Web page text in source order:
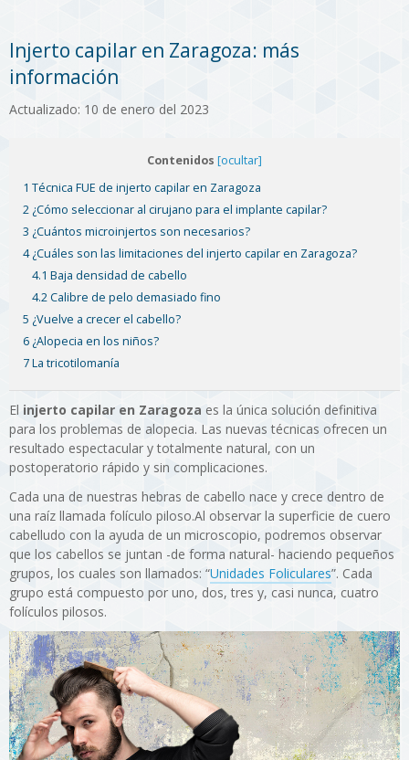
Injerto capilar en Zaragoza: más
información
Actualizado: 10 de enero del 2023
Contenidos [ocultar]
1 Técnica FUE de injerto capilar en Zaragoza
2 ¿Cómo seleccionar al cirujano para el implante capilar?
3 ¿Cuántos microinjertos son necesarios?
4 ¿Cuáles son las limitaciones del injerto capilar en Zaragoza?
4.1 Baja densidad de cabello
4.2 Calibre de pelo demasiado fino
5 ¿Vuelve a crecer el cabello?
6 ¿Alopecia en los niños?
7 La tricotilomanía
El injerto capilar en Zaragoza es la única solución definitiva
para los problemas de alopecia. Las nuevas técnicas ofrecen un
resultado espectacular y totalmente natural, con un
postoperatorio rápido y sin complicaciones.
Cada una de nuestras hebras de cabello nace y crece dentro de
una raíz llamada folículo piloso.Al observar la superficie de cuero
cabelludo con la ayuda de un microscopio, podremos observar
que los cabellos se juntan -de forma natural- haciendo pequeños
grupos, los cuales son llamados: “Unidades Foliculares”. Cada
grupo está compuesto por uno, dos, tres y, casi nunca, cuatro
folículos pilosos.